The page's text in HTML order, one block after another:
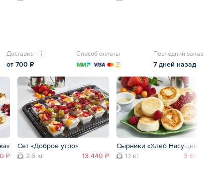
Доставка
от 700 ₽
Способ оплаты Последний заказ
7 дней назад
₽
Сет «Доброе утро»
2.6 кг
13 440 ₽
Сырники «Хлеб Насущный»
1.1 кг
3 650 ₽